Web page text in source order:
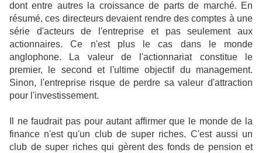
dont entre autres la croissance de parts de marché. En
résumé, ces directeurs devaient rendre des comptes à une
série d'acteurs de l'entreprise et pas seulement aux
actionnaires. Ce n'est plus le cas dans le monde
anglophone. La valeur de l'actionnariat constitue le
premier, le second et l'ultime objectif du management.
Sinon, l'entreprise risque de perdre sa valeur d'attraction
pour l'investissement.
Il ne faudrait pas pour autant affirmer que le monde de la
finance n'est qu'un club de super riches. C'est aussi un
club de super riches qui gèrent des fonds de pension et